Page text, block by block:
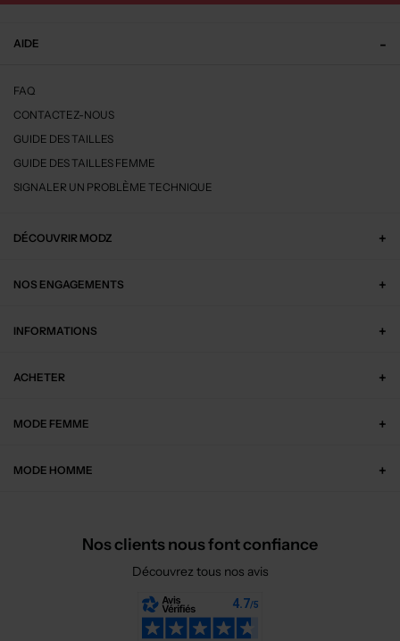
AIDE
FAQ
CONTACTEZ-NOUS
GUIDE DES TAILLES
GUIDE DES TAILLES FEMME
SIGNALER UN PROBLÈME TECHNIQUE
DÉCOUVRIR MODZ
NOS ENGAGEMENTS
INFORMATIONS
ACHETER
MODE FEMME
MODE HOMME
Nos clients nous font confiance
Découvrez tous nos avis